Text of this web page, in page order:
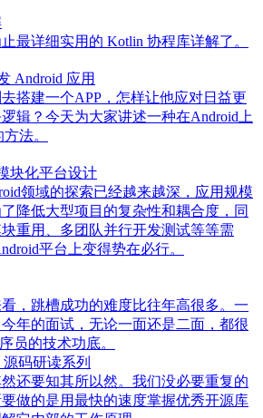
最详细实用的 Kotlin 协程库详解了。
Android 应用
搭建一个APP，怎样让他应对日益更
辑？今天为大家讲述一种在Android上
法。
块化平台设计
领域的探索已经越来越深，应用规模
降低大型项目的复杂性和耦合度，同
重用、多团队并行开发测试等等需
平台上变得势在必行。
，跳槽成功的难度比往年高很多。一
年的面试，无论一面还是二面，都很
员的技术功底。
源码研读系列
还要知其所以然。我们没必要重复的
做的是用最快的速度掌握优秀开源库